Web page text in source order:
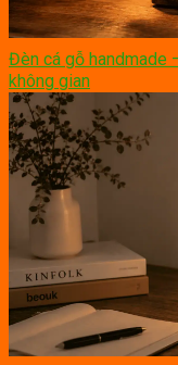
Đèn cá gỗ handmade
không gian